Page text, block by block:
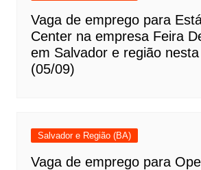
Vaga de emprego para
Center na empresa Feira
em Salvador e região
(05/09)
Salvador e Região (BA)
Vaga de emprego para